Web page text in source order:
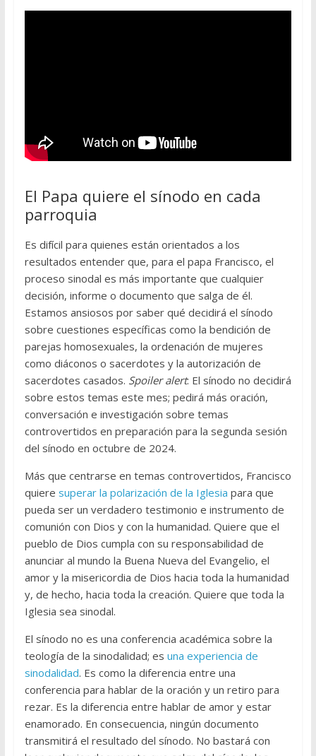
El Papa quiere el sínodo en cada
parroquia
Es difícil para quienes están orientados a los
resultados entender que, para el papa Francisco, el
proceso sinodal es más importante que cualquier
decisión, informe o documento que salga de él.
Estamos ansiosos por saber qué decidirá el sínodo
sobre cuestiones específicas como la bendición de
parejas homosexuales, la ordenación de mujeres
como diáconos o sacerdotes y la autorización de
sacerdotes casados. Spoiler alert: El sínodo no decidirá
sobre estos temas este mes; pedirá más oración,
conversación e investigación sobre temas
controvertidos en preparación para la segunda sesión
del sínodo en octubre de 2024.
Más que centrarse en temas controvertidos, Francisco
quiere superar la polarización de la Iglesia para que
pueda ser un verdadero testimonio e instrumento de
comunión con Dios y con la humanidad. Quiere que el
pueblo de Dios cumpla con su responsabilidad de
anunciar al mundo la Buena Nueva del Evangelio, el
amor y la misericordia de Dios hacia toda la humanidad
y, de hecho, hacia toda la creación. Quiere que toda la
Iglesia sea sinodal.
El sínodo no es una conferencia académica sobre la
teología de la sinodalidad; es una experiencia de
sinodalidad. Es como la diferencia entre una
conferencia para hablar de la oración y un retiro para
rezar. Es la diferencia entre hablar de amor y estar
enamorado. En consecuencia, ningún documento
transmitirá el resultado del sínodo. No bastará con